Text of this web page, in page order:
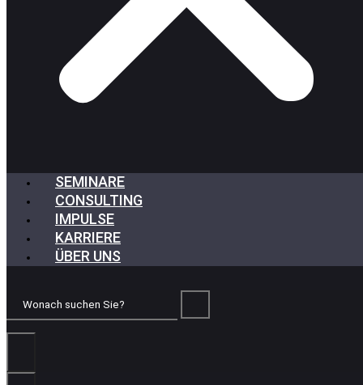
SEMINARE
CONSULTING
IMPULSE
KARRIERE
ÜBER UNS
Wonach
Sie?